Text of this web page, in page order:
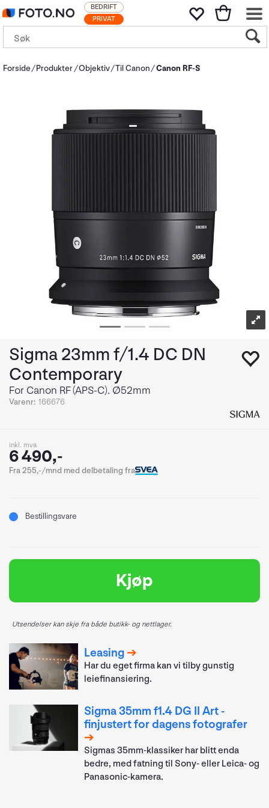
PRIVAT
BEDRIFT
Forside Produkter Objektiv Til Canon Canon RF-S
Sigma 23mm f/1.4 DC DN
Contemporary
For Canon RF (APS-C). Ø52mm
Varenr: 166676
inkl. mva
6 490,-
Fra 255,-/mnd med delbetaling fra
Bestillingsvare
Kjøp
Utsendelser kan skje fra både butikk- og nettlager.
Leasing
Har du eget firma kan vi tilby gunstig
leiefinansiering.
Sigma 35mm f1.4 DG II Art -
finjustert for dagens fotografer
Sigmas 35mm-klassiker har blitt enda
bedre, med fatning til Sony- eller Leica- og
Panasonic-kamera.